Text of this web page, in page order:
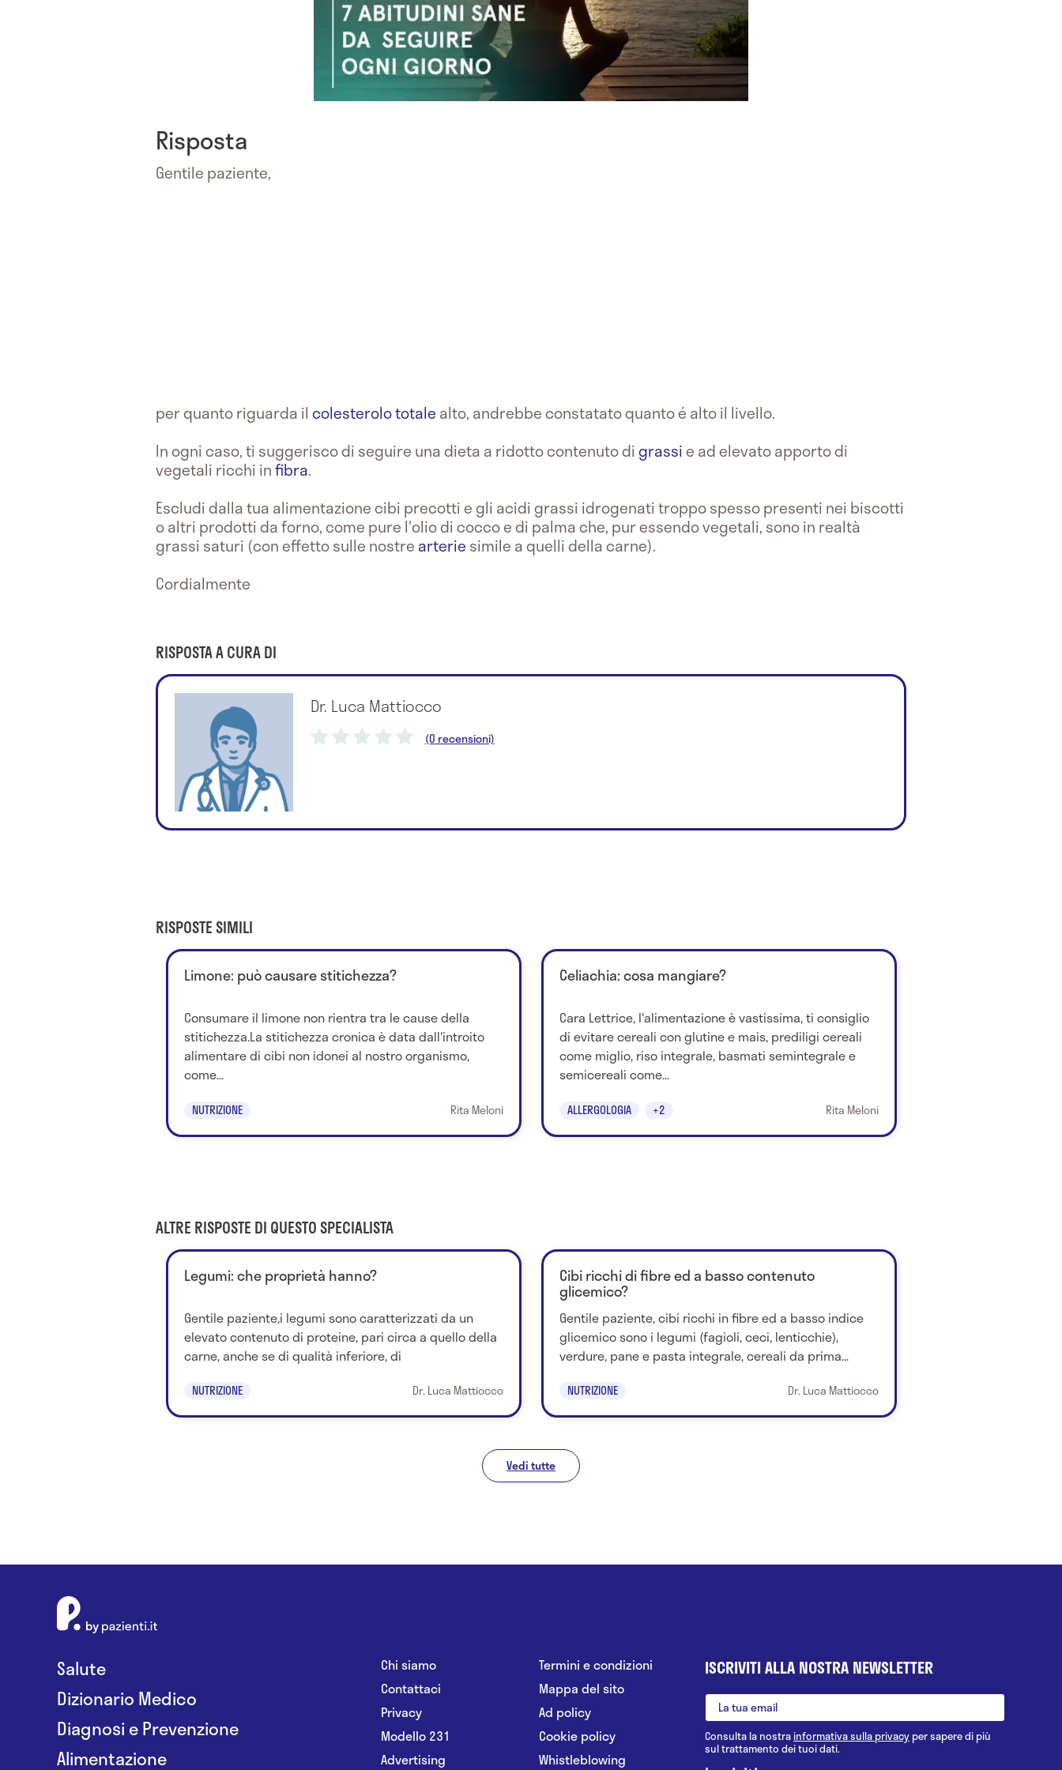
Risposta
Gentile paziente,
per quanto riguarda il colesterolo totale alto, andrebbe constatato quanto é alto il livello.
In ogni caso, ti suggerisco di seguire una dieta a ridotto contenuto digrassie ad elevato apporto di
vegetali ricchi infibra.
Escludi dalla tua alimentazione cibi precotti e gli acidi grassi idrogenati troppo spesso presenti nei biscotti
o altri prodotti da forno, come pure l'olio di cocco e di palma che, pur essendo vegetali, sono in realtà
grassi saturi (con effetto sulle nostre arterie simile a quelli della carne).
Cordialmente
RISPOSTA A CURA DI
Dr. Luca Mattiocco
(0 recensioni)
RISPOSTE SIMILI
Limone: può causare stitichezza?
Consumare il limone non rientra tra le cause della
stitichezza.La stitichezza cronica è data dall'introito
alimentare di cibi non idonei al nostro organismo,
come...
NUTRIZIONE Rita Meloni
Celiachia: cosa mangiare?
Cara Lettrice, l'alimentazione è vastissima, ti consiglio
di evitare cereali con glutine e mais, prediligi cereali
come miglio, riso integrale, basmati semintegrale e
semicereali come...
ALLERGOLOGIA +2 Rita Meloni
ALTRE RISPOSTE DI QUESTO SPECIALISTA
Legumi: che proprietà hanno?
Gentile paziente,i legumi sono caratterizzati da un
elevato contenuto di proteine, pari circa a quello della
carne, anche se di qualità inferiore, di
NUTRIZIONE Dr. Luca Mattiocco
Cibi ricchi di fibre ed a basso contenuto
glicemico?
Gentile paziente, cibi ricchi in fibre ed a basso indice
glicemico sono i legumi (fagioli, ceci, lenticchie),
verdure, pane e pasta integrale, cereali da prima...
NUTRIZIONE Dr. Luca Mattiocco
Vedi tutte
Salute
Dizionario Medico
Diagnosi e Prevenzione
Alimentazione
Chi siamo
Contattaci
Privacy
Modello 231
Advertising
Termini e condizioni
Mappa del sito
Ad policy
Cookie policy
Whistleblowing
ISCRIVITI ALLA NOSTRA NEWSLETTER
Consulta la nostrainformativa sulla privacy per sapere di più
sul trattamento dei tuoi dati.